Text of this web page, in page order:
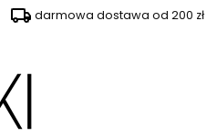
darmowa dostawa od 200 zł